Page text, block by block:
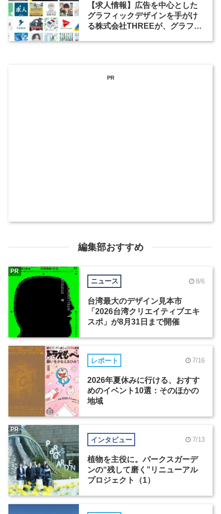
【求人情報】広告を中心とした
グラフィックデザインを手がけ
る株式会社THREEが、グラフィ
PR
編集部おすすめ
ニュース 8/6
台湾最大のデザイン見本市
「2026台湾クリエイティブエキ
スポ」が8月31日まで開催
PR
レポート 7/16
2026年夏休みに行ける、おすす
めのイベント10選：そのほかの
地域
インタビュー 7/13
植物を主役に。パークスガーデ
ンの“残して磨く”リニューアル
プロジェクト（1）
PR